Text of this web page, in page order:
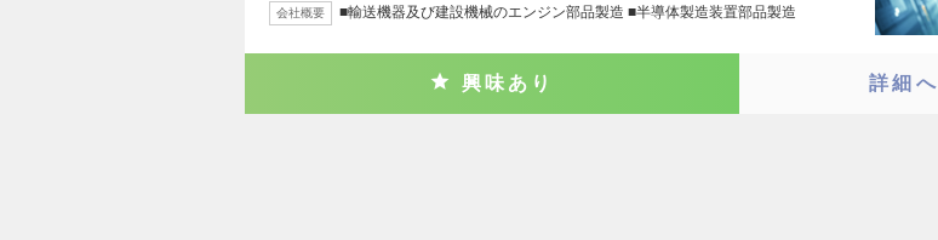
会社概要 ■輸送機器及び建設機械のエンジン部品製造 ■半導体製造装置部品製造
興味あり 詳細へ